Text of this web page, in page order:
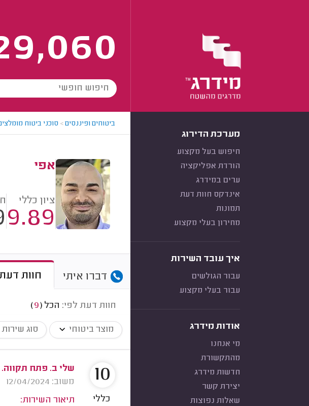
מערכת הדירוג
חיפוש בעל מקצוע
הורדת אפליקציה
ערים במידרג
אינדקס חוות דעת
תמונות
מחירון בעלי מקצוע
איך עובד השירות
עבור הגולשים
עבור בעלי מקצוע
אודות מידרג
מי אנחנו
מהתקשורת
חדשות מידרג
יצירת קשר
שאלות נפוצות
ביטוחים ופיננסים> סוכני ביטוח
אפי
ציון כללי
9.89
דברו איתי חוות
חוות דעת לפי: הכל (
9
)
מוצר ביטוחי סוג שירות
שלי ב. פתח תקווה.
משוב: 12/04/2024
תיאור השירות:
10
כללי